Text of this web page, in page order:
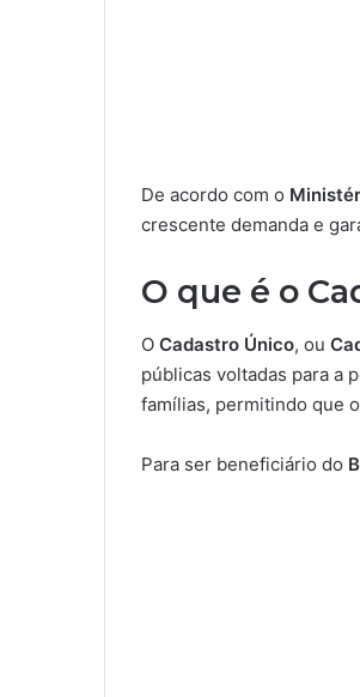
De acordo com o
crescente demanda e
O que é o
O Cadastro Único, ou
públicas voltadas para a
famílias, permitindo que
Para ser beneficiário do